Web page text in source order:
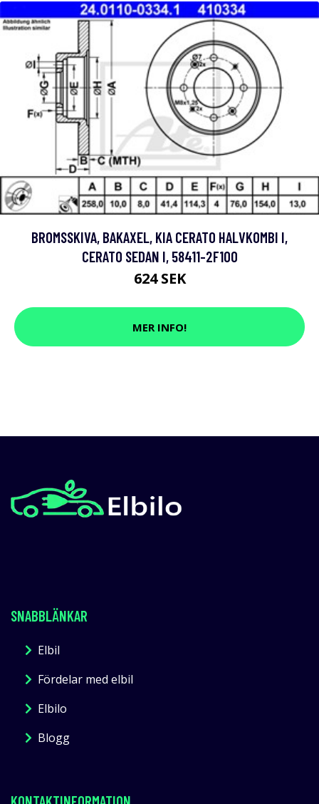
BROMSSKIVA, BAKAXEL, KIA CERATO HALVKOMBI I,
CERATO SEDAN I, 58411-2F100
624 SEK
MER INFO!
SNABBLÄNKAR
Elbil
Fördelar med elbil
Elbilo
Blogg